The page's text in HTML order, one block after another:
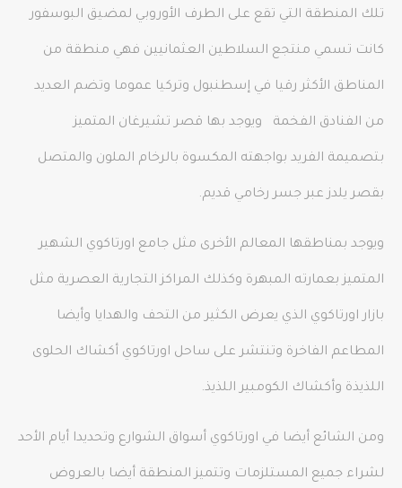
تلك المنطقة التي تقع على الطرف الأوروبي لمضيق البوسفور
كانت تسمي منتجع السلاطين العثمانيين فهي منطقة من
المناطق الأكثر رقيا في إسطنبول وتركيا عموما وتضم العديد
من الفنادق الفخمة ويوجد بها قصر تشيرغان المتميز
بتصميمة الفريد بواجهته المكسوة بالرخام الملون والمتصل
بقصر يلدز عبر جسر رخامي قديم.
ويوجد بمناطقها المعالم الأخرى مثل جامع اورتاكوي الشهير
المتميز بعمارته المبهرة وكذلك المراكز التجارية العصرية مثل
بازار اورتاكوي الذي يعرض الكثير من التحف والهدايا وأيضا
المطاعم الفاخرة وتنتشر على ساحل اورتاكوي أكشاك الحلوى
اللذيذة وأكشاك الكومبير اللذيذ.
ومن الشائع أيضا في اورتاكوي أسواق الشوارع وتحديدا أيام الأحد
لشراء جميع المستلزمات وتتميز المنطقة أيضا بالعروض